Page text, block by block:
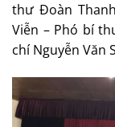
thư Đoàn
Viễn – Phó bí
chí Nguyễn Văn